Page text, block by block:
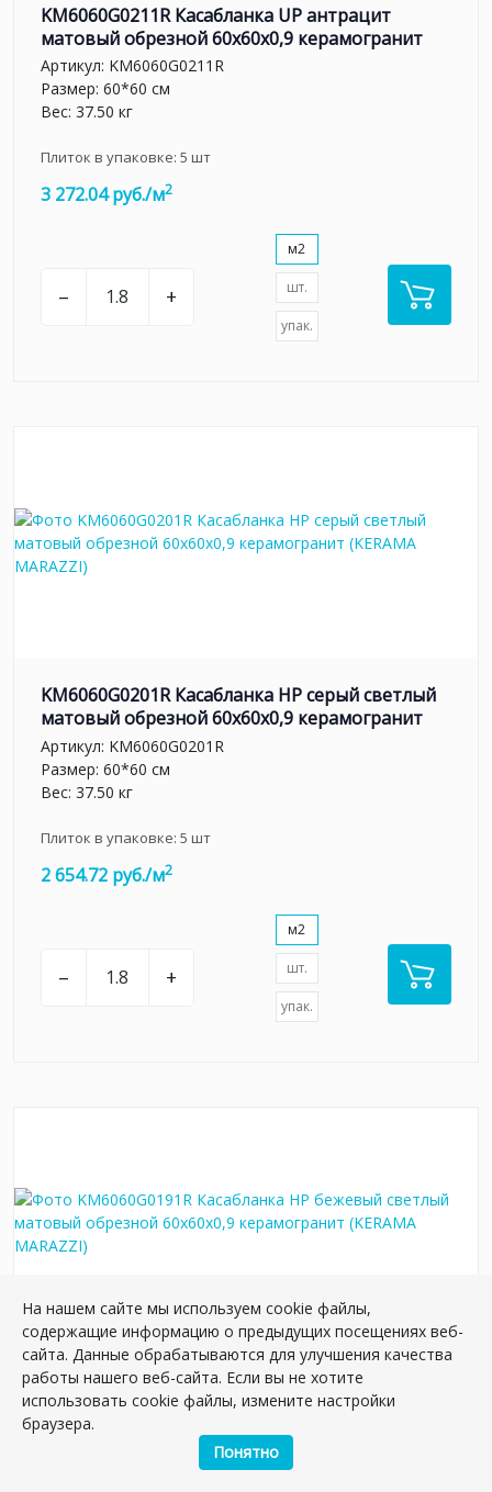
KM6060G0211R Касабланка UP антрацит
матовый обрезной 60x60x0,9 керамогранит
Артикул: KM6060G0211R
Размер: 60*60 см
Вес: 37.50 кг
Плиток в упаковке: 5 шт
3 272.04 руб./м2
– +
м2
шт.
упак.
KM6060G0201R Касабланка HP серый светлый
матовый обрезной 60x60x0,9 керамогранит
Артикул: KM6060G0201R
Размер: 60*60 см
Вес: 37.50 кг
Плиток в упаковке: 5 шт
2 654.72 руб./м2
– +
м2
шт.
упак.
KM6060G0191R Касабланка HP бежевый
светлый матовый обрезной 60x60x0,9
керамогранит
KM6060G0191R
На нашем сайте мы используем cookie файлы,
содержащие информацию о предыдущих посещениях веб-
сайта. Данные обрабатываются для улучшения качества
работы нашего веб-сайта. Если вы не хотите
использовать cookie файлы, измените настройки
браузера.
Понятно